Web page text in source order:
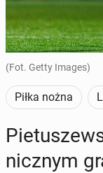
(Fot. Getty Images)
Piłka nożna
nicz­nym